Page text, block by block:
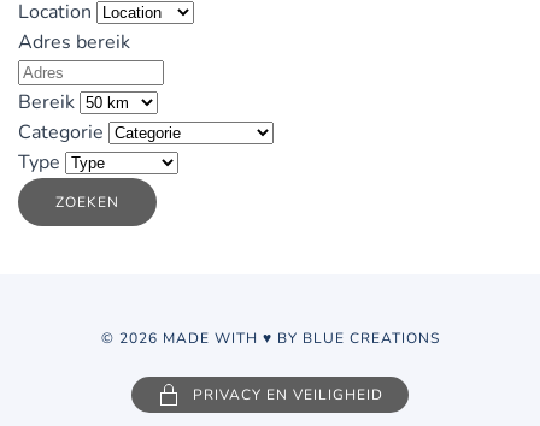
Location
Adres bereik
Bereik
Categorie
Type
ZOEKEN
© 2026 MADE WITH ♥ BY BLUE CREATIONS
PRIVACY EN VEILIGHEID